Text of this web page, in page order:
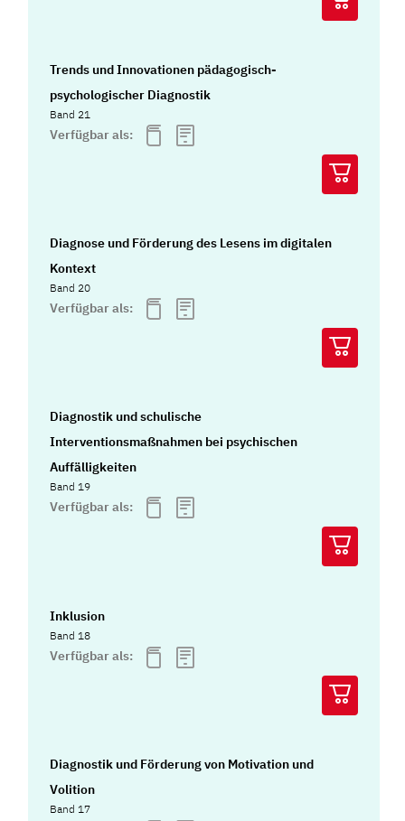
Trends und Innovationen pädagogisch-
psychologischer Diagnostik
Band 21
Verfügbar als:
Diagnose und Förderung des Lesens im digitalen
Kontext
Band 20
Verfügbar als:
Diagnostik und schulische
Interventionsmaßnahmen bei psychischen
Auffälligkeiten
Band 19
Verfügbar als:
Inklusion
Band 18
Verfügbar als:
Diagnostik und Förderung von Motivation und
Volition
Band 17